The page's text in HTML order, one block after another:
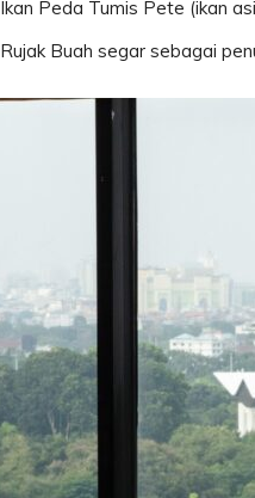
Ikan Peda Tumis Pete (ikan
Rujak Buah segar sebagai